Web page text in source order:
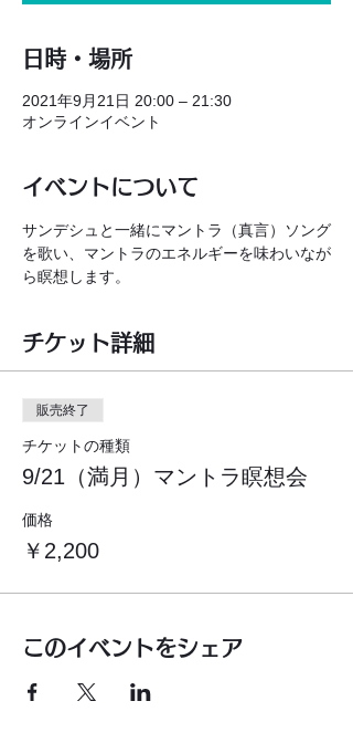
日時・場所
2021年9月21日 20:00 – 21:30
オンラインイベント
イベントについて
サンデシュと一緒にマントラ（真言）ソング
を歌い、マントラのエネルギーを味わいなが
ら瞑想します。
チケット詳細
販売終了
チケットの種類
9/21（満月）マントラ瞑想会
価格
￥2,200
このイベントをシェア